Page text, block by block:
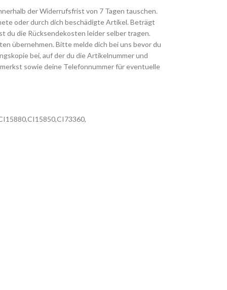
der Widerrufsfrist von 7 Tagen tauschen.
oder durch dich beschädigte Artikel. Beträgt
du die Rücksendekosten leider selber tragen.
übernehmen. Bitte melde dich bei uns bevor du
bei, auf der du die Artikelnummer und
sowie deine Telefonnummer für eventuelle